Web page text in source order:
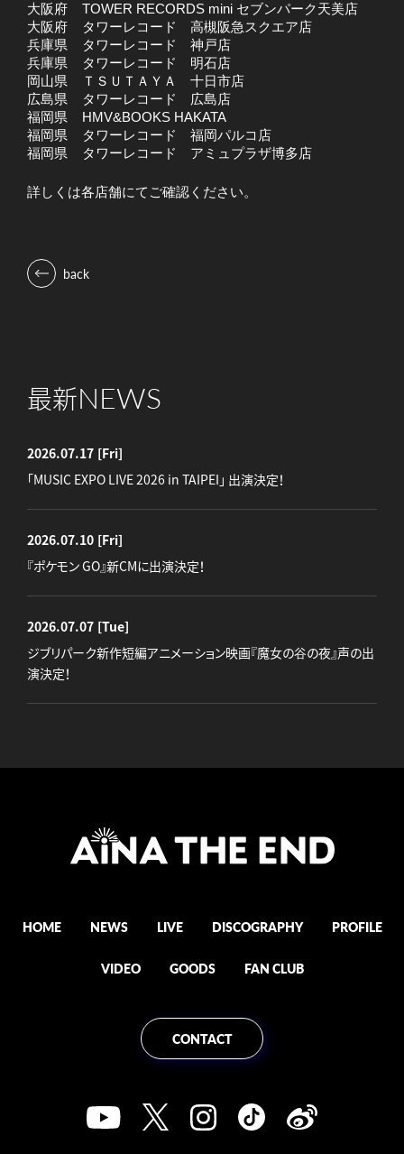
大阪府
TOWER RECORDS mini セブンパーク天美店
大阪府
タワーレコード 高槻阪急スクエア店
兵庫県
タワーレコード 神戸店
兵庫県
タワーレコード 明石店
岡山県
ＴＳＵＴＡＹＡ 十日市店
広島県
タワーレコード 広島店
福岡県
HMV&BOOKS HAKATA
福岡県
タワーレコード 福岡パルコ店
福岡県
タワーレコード アミュプラザ博多店
詳しくは各店舗にてご確認ください。
back
最新NEWS
2026.07.17 [Fri]
「MUSIC EXPO LIVE 2026 in TAIPEI」 出演決定！
2026.07.10 [Fri]
『ポケモン GO』新CMに出演決定！
2026.07.07 [Tue]
ジブリパーク新作短編アニメーション映画『魔女の谷の夜』声の出
演決定！
HOME NEWS LIVE DISCOGRAPHY PROFILE
VIDEO GOODS FAN CLUB
CONTACT